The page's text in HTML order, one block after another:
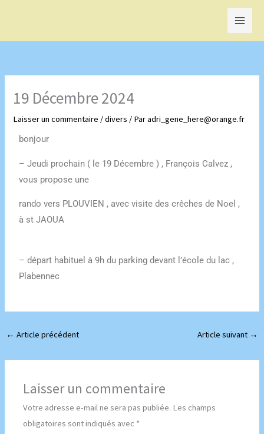
contenu
19 Décembre 2024
Laisser un commentaire /divers / Paradri_gene_here@orange.fr
bonjour
– Jeudi prochain ( le 19 Décembre ) , François Calvez ,
vous propose une
rando vers PLOUVIEN , avec visite des crêches de Noel ,
à st JAOUA
– départ habituel à 9h du parking devant l’école du lac ,
Plabennec
← Article précédent Article suivant →
Laisser un commentaire
Votre adresse e-mail ne sera pas publiée. Les champs
obligatoires sont indiqués avec *